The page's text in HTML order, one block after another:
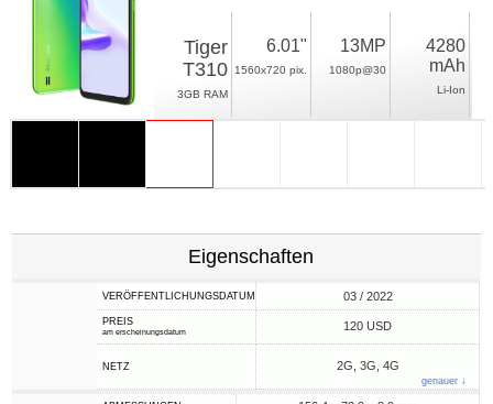
Tiger
T310
3GB RAM
6.01"
1560x720 pix.
13MP
1080p@30
4280
mAh
Li-Ion
Eigenschaften
VERÖFFENTLICHUNGSDATUM 03 / 2022
PREIS
am erscheinungsdatum 120 USD
NETZ 2G, 3G, 4G
genauer ↓